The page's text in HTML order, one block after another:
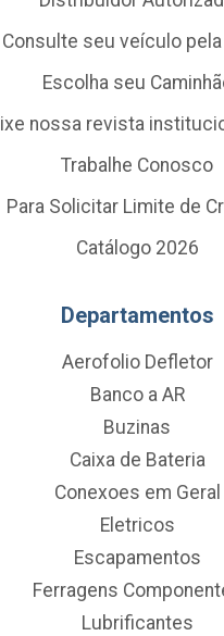
Consulte seu veículo
Escolha seu
nossa revista
Trabalhe Conosco
Para Solicitar Limite de
Catálogo 2026
Departamentos
Aerofolio Defletor
Banco a AR
Buzinas
Caixa de Bateria
Conexoes em Geral
Eletricos
Escapamentos
Ferragens
Lubrificantes